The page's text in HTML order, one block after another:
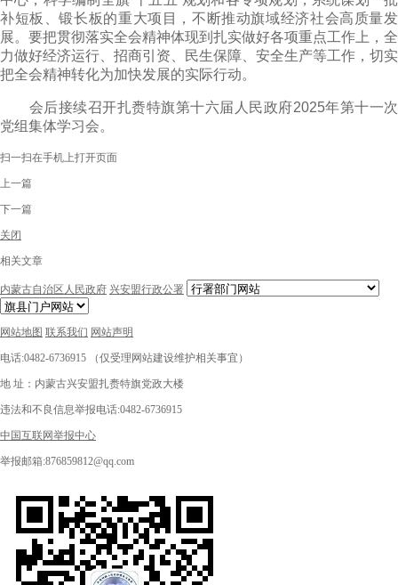
补短板、锻长板的重大项目，不断推动旗域经济社会高质量发
展。要把贯彻落实全会精神体现到扎实做好各项重点工作上，全
力做好经济运行、招商引资、民生保障、安全生产等工作，切实
把全会精神转化为加快发展的实际行动。
会后接续召开扎赉特旗第十六届人民政府2025年第十一次
党组集体学习会。
扫一扫在手机上打开页面
上一篇
下一篇
关闭
相关文章
内蒙古自治区人民政府 兴安盟行政公署
网站地图 联系我们 网站声明
电话:0482-6736915 （仅受理网站建设维护相关事宜）
地 址：内蒙古兴安盟扎赉特旗党政大楼
违法和不良信息举报电话:0482-6736915
中国互联网举报中心
举报邮箱:876859812@qq.com